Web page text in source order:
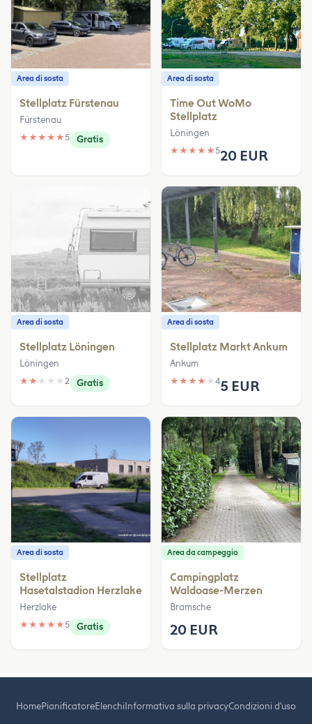
Area di sosta
Stellplatz Fürstenau
Fürstenau
★ ★ ★ ★ ★5 Gratis
Area di sosta
Time Out WoMo
Stellplatz
Löningen
★ ★ ★ ★ ★520 EUR
Area di sosta
Stellplatz Löningen
Löningen
★ ★ ★ ★ ★ 2 Gratis
Area di sosta
Stellplatz Markt Ankum
Ankum
★ ★ ★ ★ ★ 45 EUR
Area di sosta
Stellplatz
Hasetalstadion Herzlake
Herzlake
★ ★ ★ ★ ★5 Gratis
Area da campeggio
Campingplatz
Waldoase-Merzen
Bramsche
20 EUR
HomePianificatoreElenchi Informativa sulla privacyCondizioni d'uso